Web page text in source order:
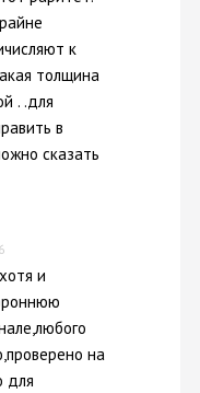
к
толщина
. .для
в
сказать
и
на
для